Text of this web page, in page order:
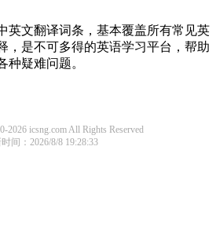
英文翻译词条，基本覆盖所有常见英
，是不可多得的英语学习平台，帮助
种疑难问题。
2026 icsng.com All Rights Reserved
间：2026/8/8 19:28:33